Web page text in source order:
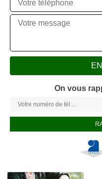
On vous